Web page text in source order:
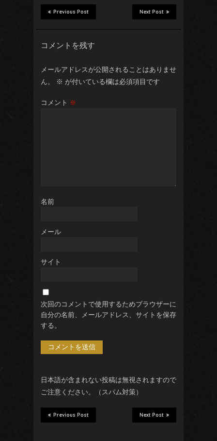
Next Post
Previous Post
コメントを残す
メールアドレスが公開されることはありませ
ん。
※ が付いている欄は必須項目です
コメント ※
名前
メール
サイト
次回のコメントで使用するためブラウザーに
自分の名前、メールアドレス、サイトを保存
する。
日本語が含まれない投稿は無視されますので
ご注意ください。（スパム対策）
Next Post
Previous Post